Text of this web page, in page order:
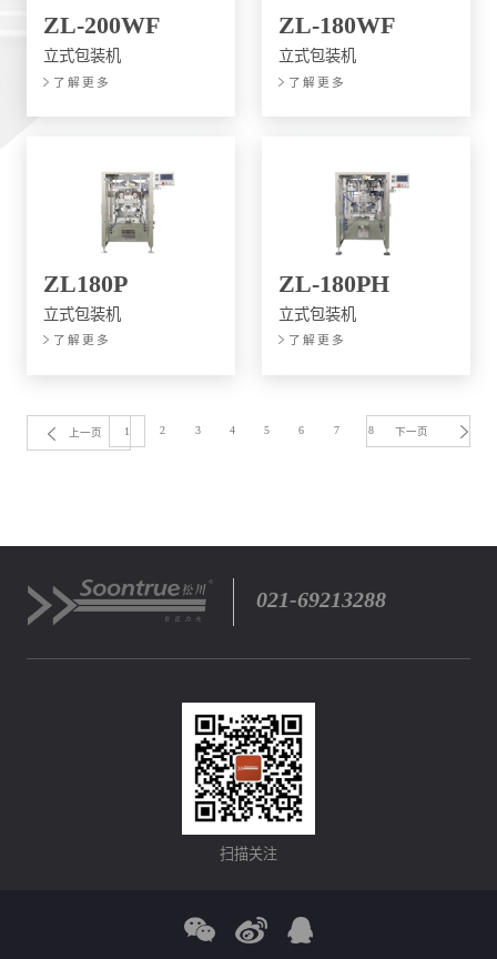
ZL-200WF
立式包装机
了解更多
ZL-180WF
立式包装机
了解更多
ZL180P
立式包装机
了解更多
ZL-180PH
立式包装机
了解更多
上一页 1 2 3 4 5 6 7 8 下一页
021-69213288
扫描关注